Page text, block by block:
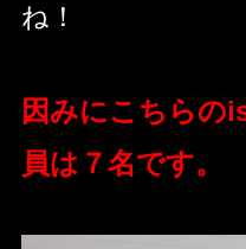
ね！
因みにこちらの
員は７名です。